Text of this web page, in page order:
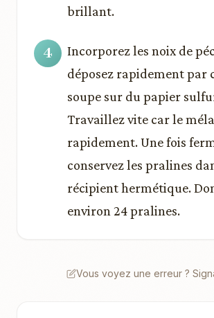
brillant.
Incorporez les noix de
déposez rapidement par
soupe sur du papier
Travaillez vite car le
rapidement. Une fois
conservez les pralines
récipient hermétique.
environ 24 pralines.
Vous voyez une erreur ?